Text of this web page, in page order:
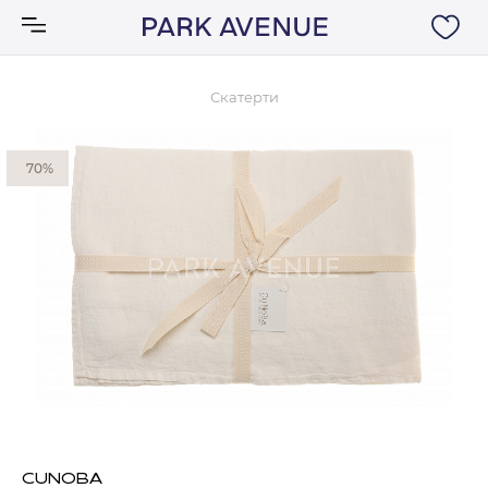
Ковры
Мебель
Акции
Скатерти
70%
CUNOBA